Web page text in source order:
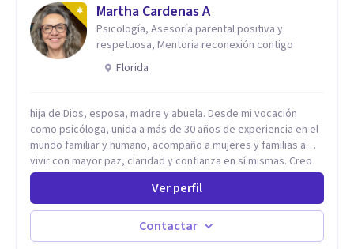
Martha Cardenas A
Psicología, Asesoría parental positiva y
respetuosa, Mentoria reconexión contigo
Florida
hija de Dios, esposa, madre y abuela. Desde mi vocación
como psicóloga, unida a más de 30 años de experiencia en el
mundo familiar y humano, acompaño a mujeres y familias a
vivir con mayor paz, claridad y confianza en sí mismas. Creo
profundamente que la vida está hecha de etapas, y que cada
ciclo —personal, emocional, espiritual y familiar— trae
oportunidades de crecimiento. Por eso utilizo una
combinación de psicología positiva, enfoque humanista,
herramientas contemporáneas de bienestar mental y
Ver perfil
Contactar